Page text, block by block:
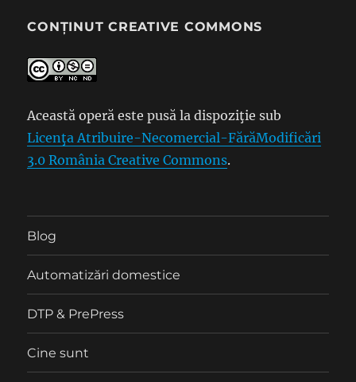
CONȚINUT CREATIVE COMMONS
Această operă este pusă la dispoziţie sub
Licenţa Atribuire-Necomercial-FărăModificări
3.0 România Creative Commons.
Blog
Automatizări domestice
DTP & PrePress
Cine sunt